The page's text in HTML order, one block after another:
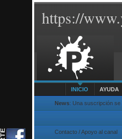
https://
INICIO AYUDA
News: Una suscripción
Contacto / Apoyo al canal